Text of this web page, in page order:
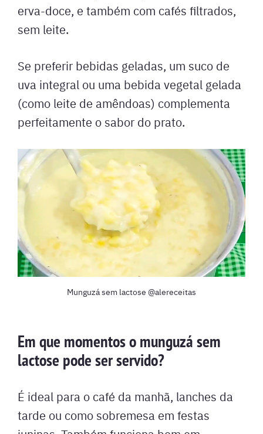
erva-doce, e também com cafés filtrados,
sem leite.
Se preferir bebidas geladas, um suco de
uva integral ou uma bebida vegetal gelada
(como leite de amêndoas) complementa
perfeitamente o sabor do prato.
Munguzá sem lactose @alereceitas
Em que momentos o munguzá sem
lactose pode ser servido?
É ideal para o café da manhã, lanches da
tarde ou como sobremesa em festas